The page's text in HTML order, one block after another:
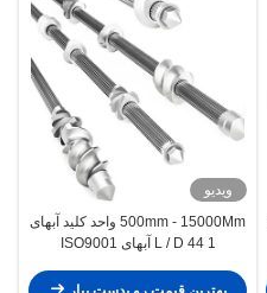
ویدیو
500mm - 15000Mm واحد کلید آبهای
L / D 44 1 آبهای ISO9001